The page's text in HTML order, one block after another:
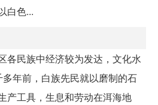
白色...
各民族中经济较为发达，文化水
年前，白族先民就以磨制的石
产工具，生息和劳动在洱海地